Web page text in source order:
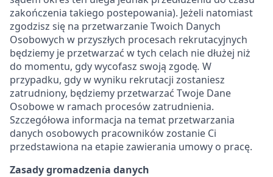
zakończenia takiego postepowania). Jeżeli natomiast
zgodzisz się na przetwarzanie Twoich Danych
Osobowych w przyszłych procesach rekrutacyjnych
będziemy je przetwarzać w tych celach nie dłużej niż
do momentu, gdy wycofasz swoją zgodę. W
przypadku, gdy w wyniku rekrutacji zostaniesz
zatrudniony, będziemy przetwarzać Twoje Dane
Osobowe w ramach procesów zatrudnienia.
Szczegółowa informacja na temat przetwarzania
danych osobowych pracowników zostanie Ci
przedstawiona na etapie zawierania umowy o pracę.
Zasady gromadzenia danych